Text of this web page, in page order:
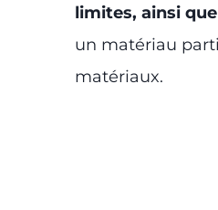
limites, ainsi
un matériau
matériaux.